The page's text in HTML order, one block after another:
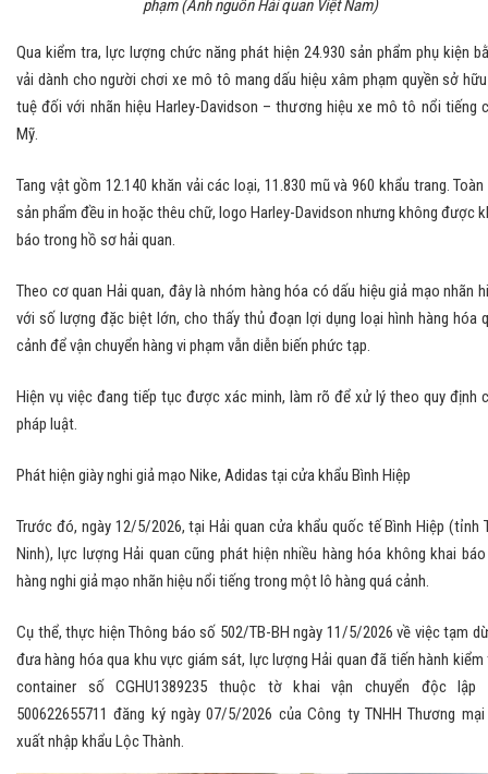
phạm (Ảnh nguồn Hải quan Việt Nam)
Qua kiểm tra, lực lượng chức năng phát hiện 24.930 sản phẩm phụ kiện
vải dành cho người chơi xe mô tô mang dấu hiệu xâm phạm quyền sở
tuệ đối với nhãn hiệu Harley-Davidson – thương hiệu xe mô tô nổi tiếng
Mỹ.
Tang vật gồm 12.140 khăn vải các loại, 11.830 mũ và 960 khẩu trang.
sản phẩm đều in hoặc thêu chữ, logo Harley-Davidson nhưng không được
báo trong hồ sơ hải quan.
Theo cơ quan Hải quan, đây là nhóm hàng hóa có dấu hiệu giả mạo nhãn
với số lượng đặc biệt lớn, cho thấy thủ đoạn lợi dụng loại hình hàng hóa
cảnh để vận chuyển hàng vi phạm vẫn diễn biến phức tạp.
Hiện vụ việc đang tiếp tục được xác minh, làm rõ để xử lý theo quy định
pháp luật.
Phát hiện giày nghi giả mạo Nike, Adidas tại cửa khẩu Bình Hiệp
Trước đó, ngày 12/5/2026, tại Hải quan cửa khẩu quốc tế Bình Hiệp (tỉnh
Ninh), lực lượng Hải quan cũng phát hiện nhiều hàng hóa không khai
hàng nghi giả mạo nhãn hiệu nổi tiếng trong một lô hàng quá cảnh.
Cụ thể, thực hiện Thông báo số 502/TB-BH ngày 11/5/2026 về việc tạm
đưa hàng hóa qua khu vực giám sát, lực lượng Hải quan đã tiến hành kiểm
container số CGHU1389235 thuộc tờ khai vận chuyển độc lập
500622655711 đăng ký ngày 07/5/2026 của Công ty TNHH Thương
xuất nhập khẩu Lộc Thành.